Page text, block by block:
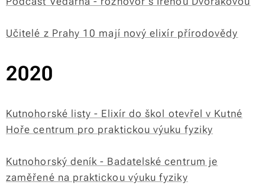
Učitelé z Prahy 10 mají nový elixír přírodovědy
2020
Kutnohorské listy - Elixír do škol otevřel v Kutné
Hoře centrum pro praktickou výuku fyziky
Kutnohorský deník - Badatelské centrum je
zaměřené na praktickou výuku fyziky